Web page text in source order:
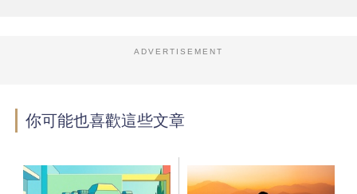
ADVERTISEMENT
你可能也喜歡這些文章